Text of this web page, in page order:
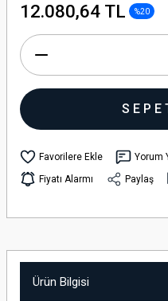
12.080,64 TL %20
Yorum
Fiyatı Alarmı
Paylaş
Ürün Bilgisi